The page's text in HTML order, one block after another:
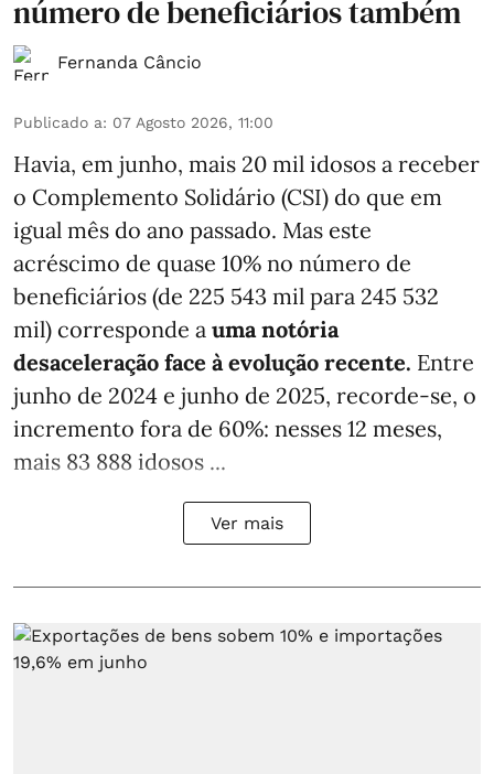
número de beneficiários também
Fernanda Câncio
Publicado a: 07 Agosto 2026, 11:00
Havia, em junho, mais 20 mil idosos a receber
o Complemento Solidário (CSI) do que em
igual mês do ano passado. Mas este
acréscimo de quase 10% no número de
beneficiários (de 225 543 mil para 245 532
mil) corresponde a uma notória
desaceleração face à evolução recente. Entre
junho de 2024 e junho de 2025, recorde-se, o
incremento fora de 60%: nesses 12 meses,
mais 83 888 idosos ...
Ver mais